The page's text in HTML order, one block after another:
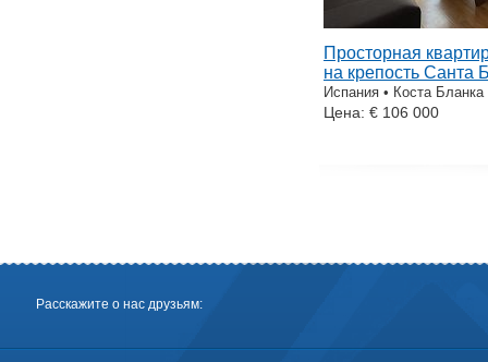
Просторная
на крепость Санта
Испания • Коста Бланка
Цена: € 106 000
Расскажите о нас друзьям: